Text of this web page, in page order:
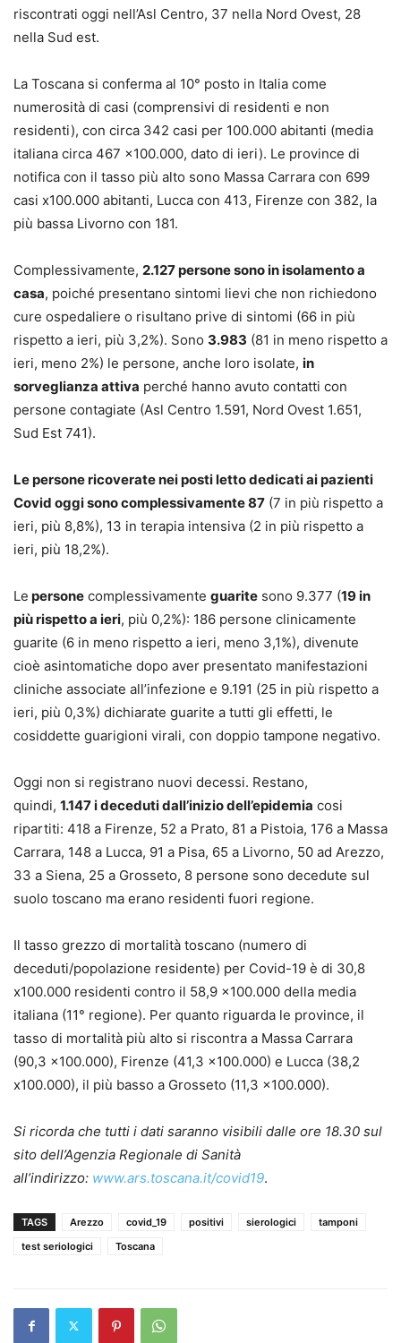
riscontrati oggi nell’Asl Centro, 37 nella Nord Ovest, 28
nella Sud est.
La Toscana si conferma al 10° posto in Italia come
numerosità di casi (comprensivi di residenti e non
residenti), con circa 342 casi per 100.000 abitanti (media
italiana circa 467 x100.000, dato di ieri). Le province di
notifica con il tasso più alto sono Massa Carrara con 699
casi x100.000 abitanti, Lucca con 413, Firenze con 382, la
più bassa Livorno con 181.
Complessivamente, 2.127 persone sono in isolamento a
casa, poiché presentano sintomi lievi che non richiedono
cure ospedaliere o risultano prive di sintomi (66 in più
rispetto a ieri, più 3,2%). Sono 3.983 (81 in meno rispetto a
ieri, meno 2%) le persone, anche loro isolate, in
sorveglianza attiva perché hanno avuto contatti con
persone contagiate (Asl Centro 1.591, Nord Ovest 1.651,
Sud Est 741).
Le persone ricoverate nei posti letto dedicati ai pazienti
Covid oggi sono complessivamente 87 (7 in più rispetto a
ieri, più 8,8%), 13 in terapia intensiva (2 in più rispetto a
ieri, più 18,2%).
Le persone complessivamente guarite sono 9.377 (19 in
più rispetto a ieri, più 0,2%): 186 persone clinicamente
guarite (6 in meno rispetto a ieri, meno 3,1%), divenute
cioè asintomatiche dopo aver presentato manifestazioni
cliniche associate all’infezione e 9.191 (25 in più rispetto a
ieri, più 0,3%) dichiarate guarite a tutti gli effetti, le
cosiddette guarigioni virali, con doppio tampone negativo.
Oggi non si registrano nuovi decessi. Restano,
quindi, 1.147 i deceduti dall’inizio dell’epidemia cosi
ripartiti: 418 a Firenze, 52 a Prato, 81 a Pistoia, 176 a Massa
Carrara, 148 a Lucca, 91 a Pisa, 65 a Livorno, 50 ad Arezzo,
33 a Siena, 25 a Grosseto, 8 persone sono decedute sul
suolo toscano ma erano residenti fuori regione.
Il tasso grezzo di mortalità toscano (numero di
deceduti/popolazione residente) per Covid-19 è di 30,8
x100.000 residenti contro il 58,9 x100.000 della media
italiana (11° regione). Per quanto riguarda le province, il
tasso di mortalità più alto si riscontra a Massa Carrara
(90,3 x100.000), Firenze (41,3 x100.000) e Lucca (38,2
x100.000), il più basso a Grosseto (11,3 x100.000).
Si ricorda che tutti i dati saranno visibili dalle ore 18.30 sul
sito dell’Agenzia Regionale di Sanità
all’indirizzo: www.ars.toscana.it/covid19.
TAGS Arezzo covid_19 positivi sierologici
tamponi
test seriologici
Toscana